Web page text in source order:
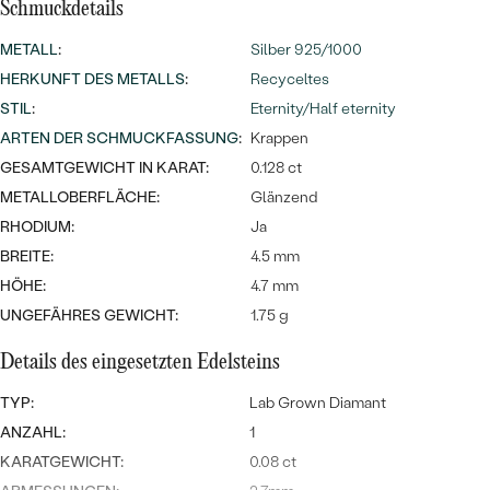
Wave Kollektion
ANSEHEN
NACH DER FARBE
NACH DER FORM
DIAMANTEN
Ohrrinnge
ANSEHEN
Personalisierte
Halsketten
ANSEHEN
Meistverkaufte
ANSEHEN
Schmuckdetails
METALL:
Silber 925/1000
HERKUNFT DES METALLS:
Recyceltes
STIL:
Eternity/Half eternity
ARTEN DER SCHMUCKFASSUNG: Krappen
GESAMTGEWICHT IN KARAT:
0.128 ct
METALLOBERFLÄCHE:
Glänzend
RHODIUM:
Ja
BREITE:
4.5 mm
HÖHE:
4.7 mm
UNGEFÄHRES GEWICHT:
1.75 g
Details des eingesetzten Edelsteins
TYP:
Lab Grown Diamant
ANZAHL:
1
KARATGEWICHT:
0.08 ct